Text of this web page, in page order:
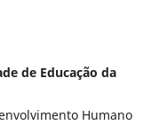
de Educação da
Humano